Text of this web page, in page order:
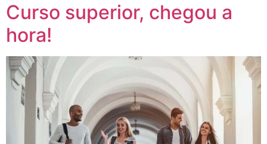
Curso superior, chegou a
hora!